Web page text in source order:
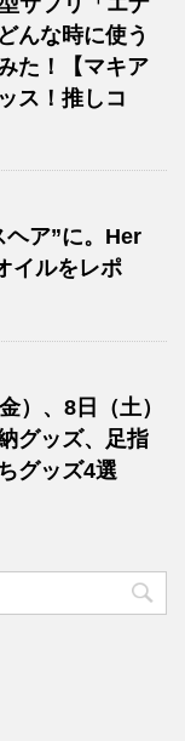
んな時に使う
た！【マキア
ス！推しコ
ヘア”に。Her
イルをレポ
）、8日（土）
グッズ、足指
グッズ4選